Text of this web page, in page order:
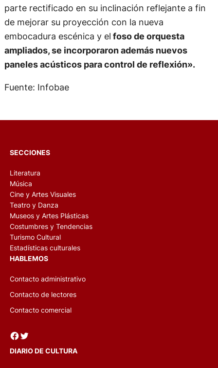
parte rectificado en su inclinación reflejante a fin
de mejorar su proyección con la nueva
embocadura escénica y el foso de orquesta
ampliados, se incorporaron además nuevos
paneles acústicos para control de reflexión».
Fuente: Infobae
SECCIONES
Literatura
Música
Cine y Artes Visuales
Teatro y Danza
Museos y Artes Plásticas
Costumbres y Tendencias
Turismo Cultural
Estadísticas culturales
HABLEMOS
Contacto administrativo
Contacto de lectores
Contacto comercial
Facebook Twitter
DIARIO DE CULTURA